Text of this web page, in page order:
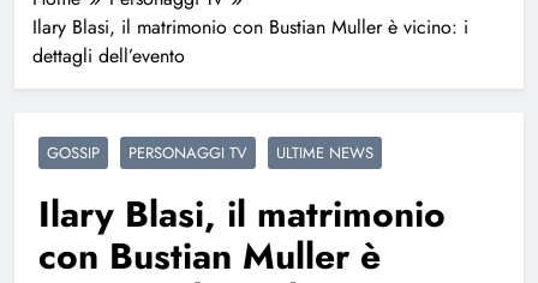
Ilary Blasi, il matrimonio con Bustian Muller è vicino: i
dettagli dell’evento
GOSSIP PERSONAGGI TV ULTIME NEWS
Ilary Blasi, il matrimonio
con Bustian Muller è